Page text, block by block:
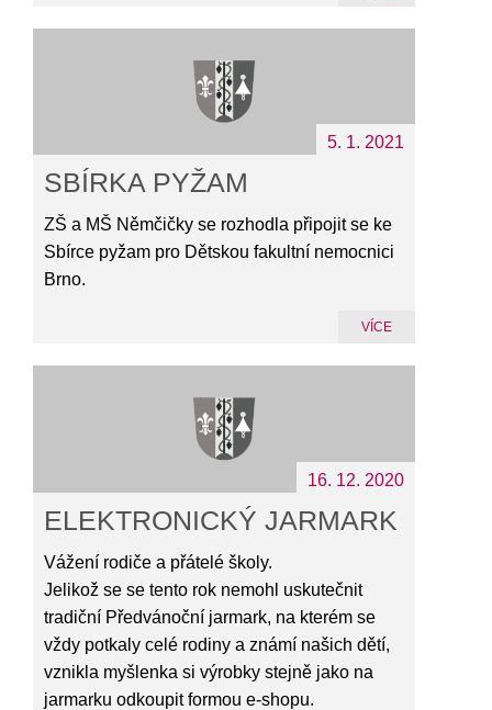
5. 1. 2021
SBÍRKA PYŽAM
ZŠ a MŠ Němčičky se rozhodla připojit se ke
Sbírce pyžam pro Dětskou fakultní nemocnici
Brno.
VÍCE
16. 12. 2020
ELEKTRONICKÝ JARMARK
Vážení rodiče a přátelé školy.
Jelikož se se tento rok nemohl uskutečnit
tradiční Předvánoční jarmark, na kterém se
vždy potkaly celé rodiny a známí našich dětí,
vznikla myšlenka si výrobky stejně jako na
jarmarku odkoupit formou e-shopu.